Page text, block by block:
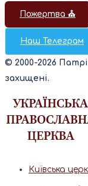
Пожертва ⛪️
Наш Телеграм
© 2000-2026
захищені.
Київська